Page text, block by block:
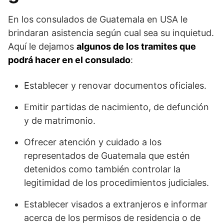
En los consulados de Guatemala en USA le
brindaran asistencia según cual sea su inquietud.
Aquí le dejamos algunos de los tramites que
podrá hacer en el consulado:
Establecer y renovar documentos oficiales.
Emitir partidas de nacimiento, de defunción
y de matrimonio.
Ofrecer atención y cuidado a los
representados de Guatemala que estén
detenidos como también controlar la
legitimidad de los procedimientos judiciales.
Establecer visados a extranjeros e informar
acerca de los permisos de residencia o de